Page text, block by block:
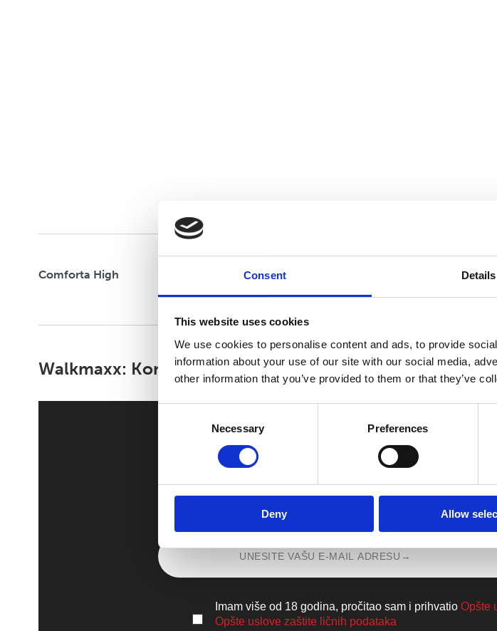
Consent Details
This website uses cookies
We use cookies to personalise content and ads, to provide
information about your use of our site with our social media,
other information that you’ve provided to them or that they’ve
Necessary Preferences
Deny Allow
Comforta High
Walkmaxx: Korak bliže zdravlju, bez obzira na sezonu
Prijavite se i saznajte sve novosti iz
Imam više od 18 godina, pročitao sam i prihvatio Opšte
Opšte uslove zaštite ličnih podataka